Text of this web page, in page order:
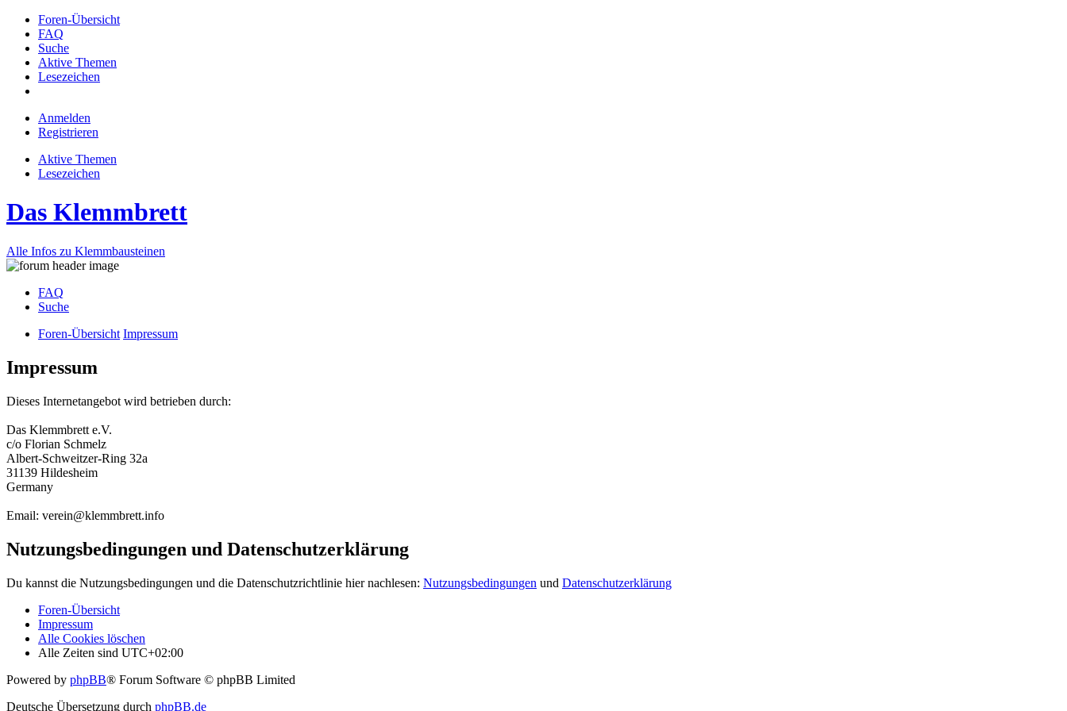
Foren-Übersicht
FAQ
Suche
Aktive Themen
Lesezeichen
Anmelden
Registrieren
Aktive Themen
Lesezeichen
Das Klemmbrett
Alle Infos zu Klemmbausteinen
FAQ
Suche
Foren-Übersicht Impressum
Impressum
Dieses Internetangebot wird betrieben durch:
Das Klemmbrett e.V.
c/o Florian Schmelz
Albert-Schweitzer-Ring 32a
31139 Hildesheim
Germany
Email: verein@klemmbrett.info
Nutzungsbedingungen und Datenschutzerklärung
Du kannst die Nutzungsbedingungen und die Datenschutzrichtlinie hier nachlesen: Nutzungsbedingungen und Datenschutzerklärung
Foren-Übersicht
Impressum
Alle Cookies löschen
Alle Zeiten sind UTC+02:00
Powered by phpBB® Forum Software © phpBB Limited
Deutsche Übersetzung durch phpBB.de